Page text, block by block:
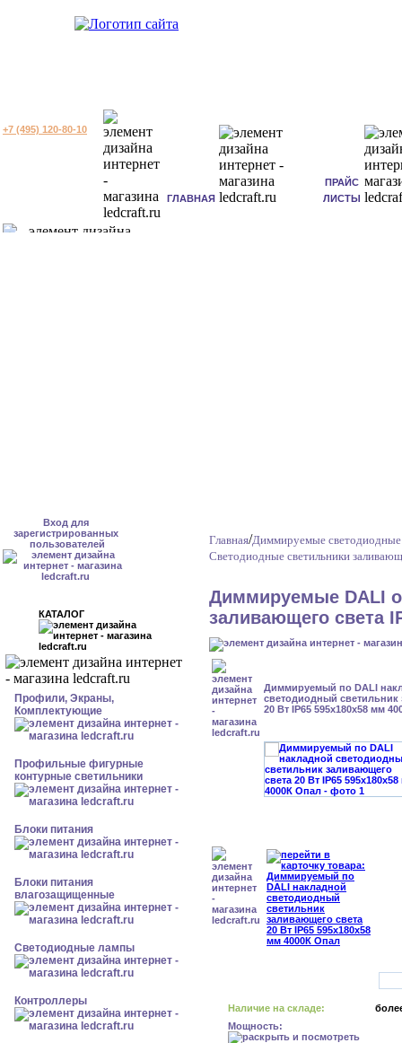
+7 (495) 120-80-10
ГЛАВНАЯ
ПРАЙС
ЛИСТЫ
Вход для
зарегистрированных
пользователей
КАТАЛОГ
Профили, Экраны,
Комплектующие
Профильные фигурные
контурные светильники
Блоки питания
Блоки питания
влагозащищенные
Светодиодные лампы
Контроллеры
Главная/Диммируемые светодиодные
Светодиодные светильники
Диммируемые DALI
заливающего света
Диммируемый по DALI
светодиодный светильник
20 Вт IP65 595x180x58 мм
Наличие на складе:
Мощность: